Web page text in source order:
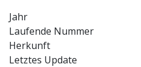
Jahr
Laufende Nummer
Herkunft
Letztes Update